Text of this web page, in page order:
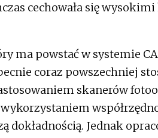
cechowała się
ma powstać w systemie
coraz powszechniej
skanerów
dokładnością. Jednak